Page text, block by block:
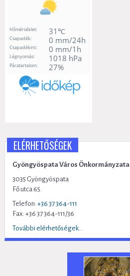
ELÉRHETŐSÉGEK
Gyöngyöspata Város Önkormányzata
3035 Gyöngyöspata
Fő utca 65.
Telefon: +36 37 364-111
Fax: +36 37 364-111/36
További elérhetőségek...